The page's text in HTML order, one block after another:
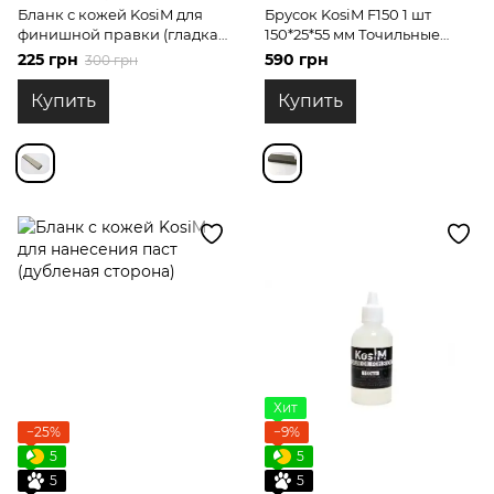
Бланк с кожей KosiM для
финишной правки (гладкая
сторона)
225 грн 300 грн
Купить
Брусок KosiM F150 1 шт
150*25*55 мм Точильные
камни, для ручной заточки
режущего инструмента
590 грн
Купить
−25%
5
5
Хит
−9%
5
5